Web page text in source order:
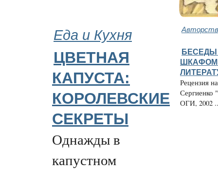
Еда и Кухня
ЦВЕТНАЯ
КАПУСТА:
КОРОЛЕВСКИЕ
СЕКРЕТЫ
Однажды в
капустном
ШКАФОМ
Рецензия
Сергиенко
ОГИ, 2002